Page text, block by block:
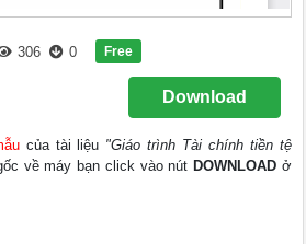
306 0 Free
Download
của tài liệu "Giáo trình Tài chính tiền tệ
về máy bạn click vào nút DOWNLOAD ở